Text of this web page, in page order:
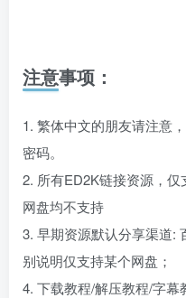
注意事项：
1. 繁体中文的朋友请注意
密码。
2. 所有ED2K链接资源，
网盘均不支持
3. 早期资源默认分享渠道:
别说明仅支持某个网盘；
4. 下载教程/解压教程/字幕